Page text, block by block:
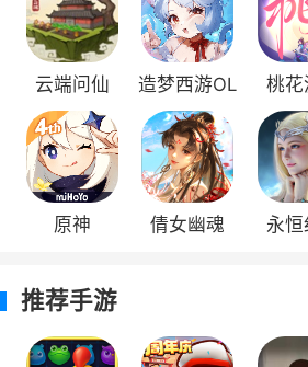
游戏特色
1、充满科技感的战斗场
的萌娘英雄在这里展开激烈的
2、多种不同的怪物形象
培养，对应其副本的战斗出奇
现，精彩刺激的连招非常的华丽
小编评价
云端问仙 造梦西游OL 桃花
原神 倩女幽魂 永恒
推荐手游